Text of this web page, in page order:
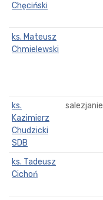
Chęciński
ks. Mateusz
Chmielewski
ks.
Kazimierz
Chudzicki
SDB
salezjanie
ks. Tadeusz
Cichoń